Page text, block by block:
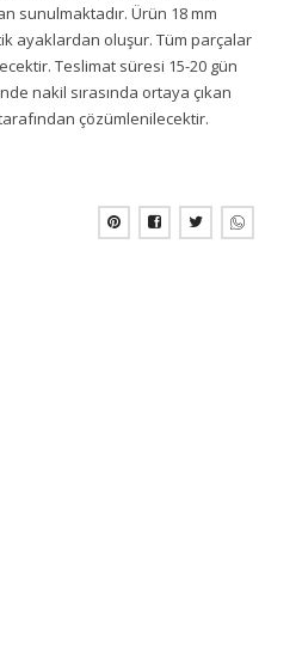
sunulmaktadır. Ürün 18 mm
ayaklardan oluşur. Tüm parçalar
Teslimat süresi 15-20 gün
nakil sırasında ortaya çıkan
çözümlenilecektir.